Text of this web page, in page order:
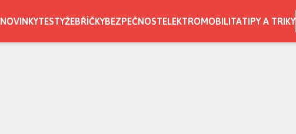
NOVINKYTESTYŽEBŘÍČKYBEZPEČNOSTELEKTROMOBILITATIPY A TRIKY